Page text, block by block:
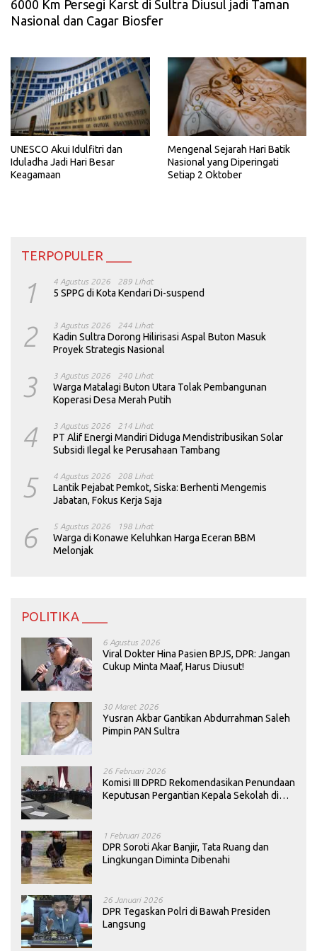
6000 Km Persegi Karst di Sultra Diusul jadi Taman
Nasional dan Cagar Biosfer
UNESCO Akui Idulfitri dan
Iduladha Jadi Hari Besar
Keagamaan
Mengenal Sejarah Hari Batik
Nasional yang Diperingati
Setiap 2 Oktober
TERPOPULER ____
1 4 Agustus 2026 289 Lihat
5 SPPG di Kota Kendari Di-suspend
2 3 Agustus 2026 244 Lihat
Kadin Sultra Dorong Hilirisasi Aspal Buton Masuk
Proyek Strategis Nasional
3 3 Agustus 2026 240 Lihat
Warga Matalagi Buton Utara Tolak Pembangunan
Koperasi Desa Merah Putih
4 3 Agustus 2026 214 Lihat
PT Alif Energi Mandiri Diduga Mendistribusikan Solar
Subsidi Ilegal ke Perusahaan Tambang
5 4 Agustus 2026 208 Lihat
Lantik Pejabat Pemkot, Siska: Berhenti Mengemis
Jabatan, Fokus Kerja Saja
6 5 Agustus 2026 198 Lihat
Warga di Konawe Keluhkan Harga Eceran BBM
Melonjak
POLITIKA ____
6 Agustus 2026
Viral Dokter Hina Pasien BPJS, DPR: Jangan
Cukup Minta Maaf, Harus Diusut!
30 Maret 2026
Yusran Akbar Gantikan Abdurrahman Saleh
Pimpin PAN Sultra
26 Februari 2026
Komisi III DPRD Rekomendasikan Penundaan
Keputusan Pergantian Kepala Sekolah di
1 Februari 2026
DPR Soroti Akar Banjir, Tata Ruang dan
Lingkungan Diminta Dibenahi
26 Januari 2026
DPR Tegaskan Polri di Bawah Presiden
Langsung